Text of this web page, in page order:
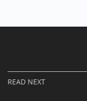
READ NEXT